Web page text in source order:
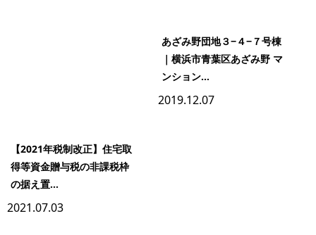
【2021年税制改正】住宅取
得等資金贈与税の非課税枠
の据え置...
2021.07.03
あざみ野団地３−４−７号棟
｜横浜市青葉区あざみ野 マ
ンション...
2019.12.07